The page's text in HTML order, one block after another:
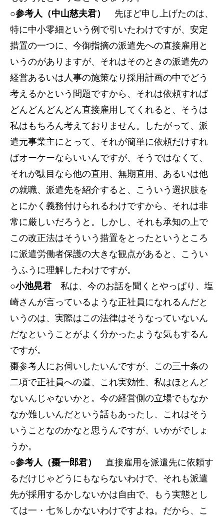
○参考人（中山慈夫君）
先ほど申し上げたのは、
特に中小零細という例で引いたわけですが、安定
措置の一つに、今御指摘の派遣先への直接雇用と
いうのがありますが、それはそのときの派遣先の
経営あるいは人事の施策なり採用計画の中でどう
考えるかという問題ですから、それは依頼すれば
どんどんどんどん直接雇用してくれると、そうは
私はもちろん考えておりません。したがって、派
遣元事業主にとって、それが簡単に依頼だけすれ
ばオーケーならいいんですが、そうではなくて、
それが駄目なら他の直用、無期直用、あるいは他
の就職、派遣先を紹介すると、こういう選択肢を
とにかく義務付けられるわけですから、それは非
常に厳しいだろうと。しかし、それも承知の上で
この改正法はそういう措置をとったというところ
に派遣労働者保護の大きな観点があると、こうい
うふうに理解したわけですが。
○小池晃君 私は、今のお話を聞くとやっぱり、塩
崎さんが言っているような正社員になれるんだと
いうのは、実際はこの法律はそうなっていないん
だなということがよく分かったような気もするん
ですが。
棗参考人にお伺いしたいんですが、この三十条の
二項で正社員への道、これ実効性、私はほとんど
ないんじゃないかと。今の経営側の立場でもなか
なか難しいんだという話もあったし、これはそう
いうことなのかなと思うんですが、いかがでしょ
うか。
○参考人（棗一郎君）
直接雇用を派遣先に依頼す
るだけじゃどうにもならないわけで、それも派遣
先が採用するかしないかは自由で、もう実態とし
ては一・七％しかないわけですよね。だから、こ